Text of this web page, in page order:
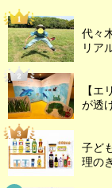
代々
リア
【
が透
子ど
理の